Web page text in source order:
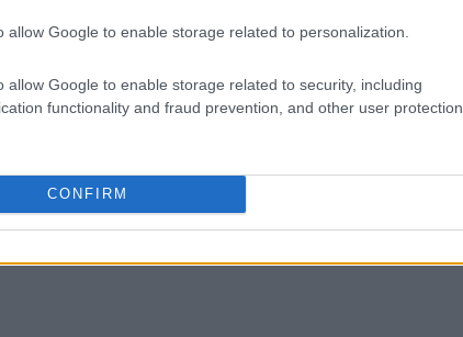
allow Google to enable storage related to personalization.
allow Google to enable storage related to security, including
functionality and fraud prevention, and other user protection.
CONFIRM
I dati non sono solo numeri; sono un
dove possiamo migliorare. Con l’analisi delle
di ottimizzazione e implementare modifiche
utilizzare questi dati per evolvere le